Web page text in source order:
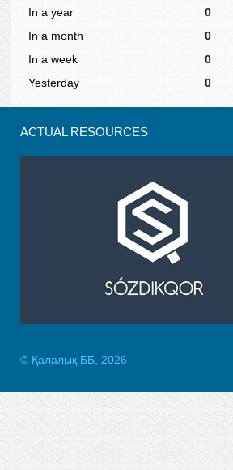
In a year
0
In a month
0
In a week
0
Yesterday
0
ACTUAL RESOURCES
© Қалалық ББ, 2026